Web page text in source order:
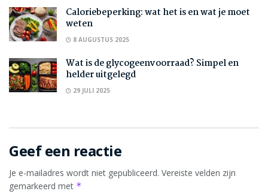
Caloriebeperking: wat het is en wat je moet
weten
8 AUGUSTUS 2025
Wat is de glycogeenvoorraad? Simpel en
helder uitgelegd
29 JULI 2025
Geef een reactie
Je e-mailadres wordt niet gepubliceerd. Vereiste velden zijn
gemarkeerd met *